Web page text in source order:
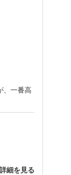
、一番高
細を見る